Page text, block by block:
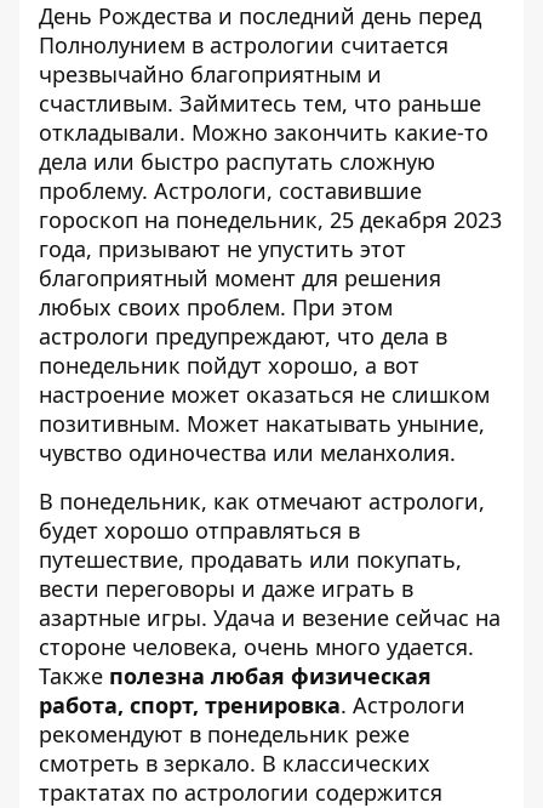
День Рождества и последний день перед
Полнолунием в астрологии считается
чрезвычайно благоприятным и
счастливым. Займитесь тем, что раньше
откладывали. Можно закончить какие-то
дела или быстро распутать сложную
проблему. Астрологи, составившие
гороскоп на понедельник, 25 декабря 2023
года, призывают не упустить этот
благоприятный момент для решения
любых своих проблем. При этом
астрологи предупреждают, что дела в
понедельник пойдут хорошо, а вот
настроение может оказаться не слишком
позитивным. Может накатывать уныние,
чувство одиночества или меланхолия.
В понедельник, как отмечают астрологи,
будет хорошо отправляться в
путешествие, продавать или покупать,
вести переговоры и даже играть в
азартные игры. Удача и везение сейчас на
стороне человека, очень много удается.
Также полезна любая физическая
работа, спорт, тренировка. Астрологи
рекомендуют в понедельник реже
смотреть в зеркало. В классических
трактатах по астрологии содержится